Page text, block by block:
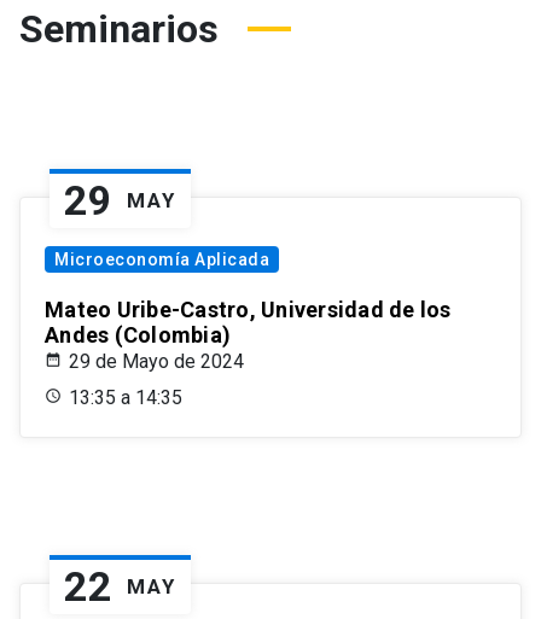
Seminarios
29 MAY
Microeconomía Aplicada
Mateo Uribe-Castro, Universidad de los
Andes (Colombia)
29 de Mayo de 2024
13:35 a 14:35
22 MAY